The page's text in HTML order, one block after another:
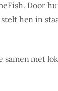
Door
hen in
met